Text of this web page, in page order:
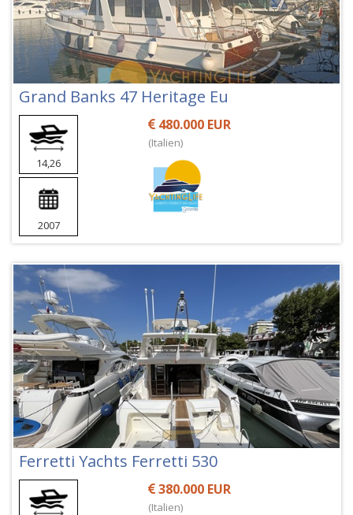
Grand Banks 47 Heritage Eu
14,26
2007
480.000 EUR
(Italien)
Ferretti Yachts Ferretti 530
380.000 EUR
(Italien)